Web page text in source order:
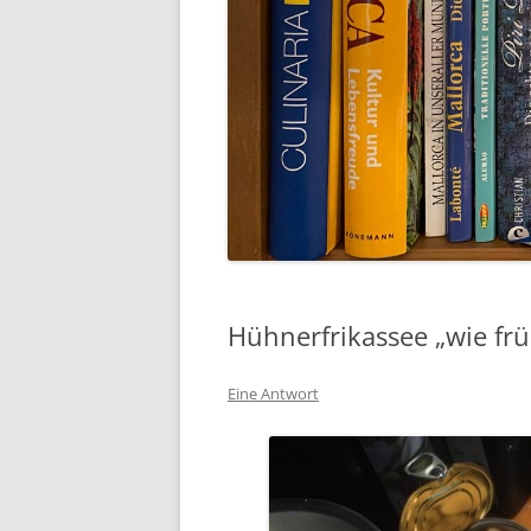
Hühnerfrikassee „wie
Eine Antwort